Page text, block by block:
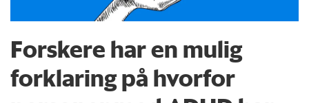
Forskere har en mulig
forklaring på hvorfor